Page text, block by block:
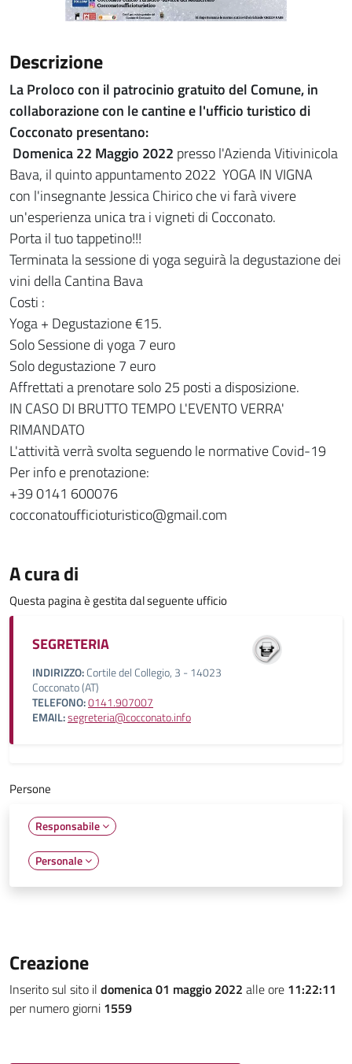
Descrizione
La Proloco con il patrocinio gratuito del Comune, in
collaborazione con le cantine e l'ufficio turistico di
Cocconato presentano:
Domenica 22 Maggio 2022 presso l'Azienda Vitivinicola
Bava, il quinto appuntamento 2022 YOGA IN VIGNA
con l'insegnante Jessica Chirico che vi farà vivere
un'esperienza unica tra i vigneti di Cocconato.
Porta il tuo tappetino!!!
Terminata la sessione di yoga seguirà la degustazione dei
vini della Cantina Bava
Costi :
Yoga + Degustazione €15.
Solo Sessione di yoga 7 euro
Solo degustazione 7 euro
Affrettati a prenotare solo 25 posti a disposizione.
IN CASO DI BRUTTO TEMPO L'EVENTO VERRA'
RIMANDATO
L'attività verrà svolta seguendo le normative Covid-19
Per info e prenotazione:
+39 0141 600076
cocconatoufficioturistico@gmail.com
A cura di
Questa pagina è gestita dal seguente ufficio
SEGRETERIA
INDIRIZZO:Cortile del Collegio, 3 - 14023
Cocconato (AT)
TELEFONO:0141.907007
EMAIL:segreteria@cocconato.info
Persone
Responsabile
Personale
Creazione
Inserito sul sito il domenica 01 maggio 2022 alle ore 11:22:11
per numero giorni 1559